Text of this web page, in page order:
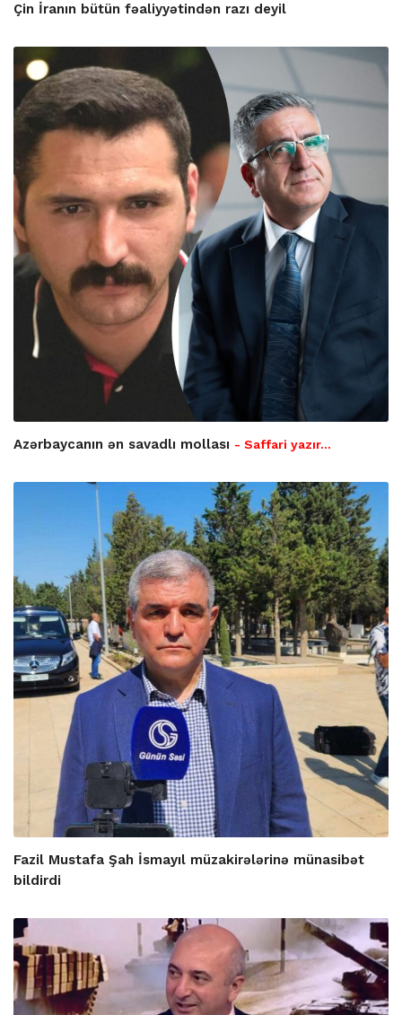
Çin İranın bütün fəaliyyətindən razı deyil
Azərbaycanın ən savadlı mollası - Saffari yazır…
Fazil Mustafa Şah İsmayıl müzakirələrinə münasibət
bildirdi